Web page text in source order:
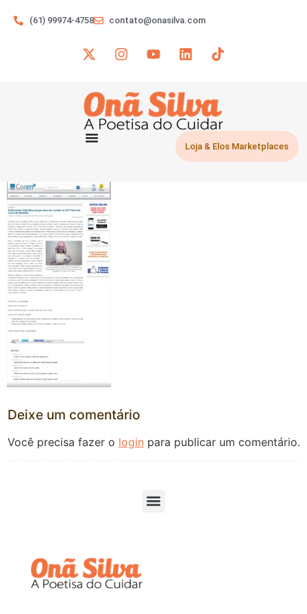
(61) 99974-4758 contato@onasilva.com
Loja & Elos Marketplaces
Deixe um comentário
Você precisa fazer o login para publicar um comentário.